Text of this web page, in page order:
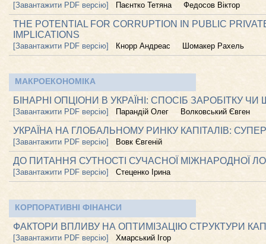
[Завантажити PDF версію] Паєнтко Тетяна Федосов Віктор
THE POTENTIAL FOR CORRUPTION IN PUBLIC
IMPLICATIONS
[Завантажити PDF версію] Кнорр Андреас Шомакер Рахель
МАКРОЕКОНОМІКА
БІНАРНІ ОПЦІОНИ В УКРАЇНІ: СПОСІБ ЗАРОБІТКУ
[Завантажити PDF версію] Парандій Олег Волковський Євген
УКРАЇНА НА ГЛОБАЛЬНОМУ РИНКУ КАПІТАЛІВ:
[Завантажити PDF версію] Вовк Євгеній
ДО ПИТАННЯ СУТНОСТІ СУЧАСНОЇ МІЖНАРОДНОЇ
[Завантажити PDF версію] Стеценко Ірина
КОРПОРАТИВНІ ФІНАНСИ
ФАКТОРИ ВПЛИВУ НА ОПТИМІЗАЦІЮ СТРУКТУРИ
[Завантажити PDF версію] Хмарський Ігор